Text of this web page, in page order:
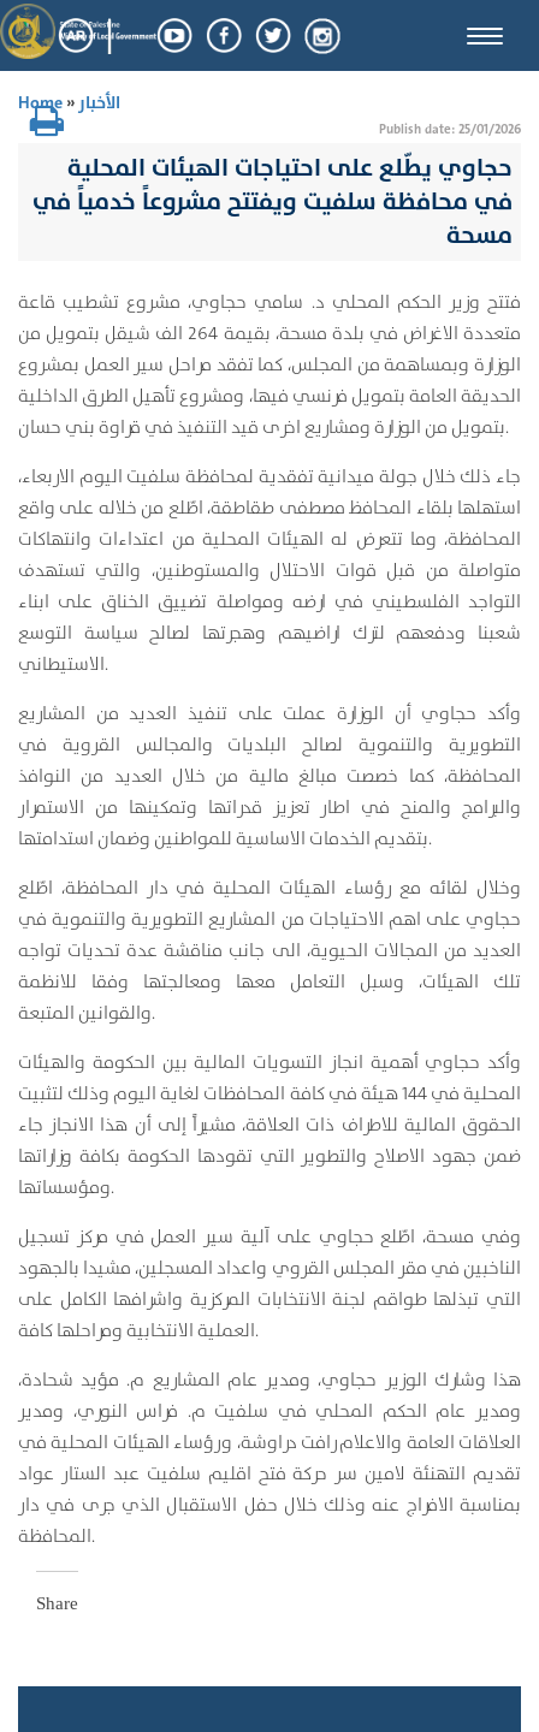
Toggle
Home» الأخبار
Publish date: 25/01/2026
حجاوي يطّلع على احتياجات الهيئات المحلية
في محافظة سلفيت ويفتتح مشروعاً خدمياً في
مسحة
فتتح وزير الحكم المحلي د. سامي حجاوي، مشروع تشطيب قاعة
متعددة الاغراض في بلدة مسحة، بقيمة 264 الف شيقل بتمويل من
الوزارة وبمساهمة من المجلس، كما تفقد مراحل سير العمل بمشروع
الحديقة العامة بتمويل فرنسي فيها، ومشروع تأهيل الطرق الداخلية
بتمويل من الوزارة ومشاريع اخرى قيد التنفيذ في قراوة بني حسان.
جاء ذلك خلال جولة ميدانية تفقدية لمحافظة سلفيت اليوم الاربعاء،
استهلها بلقاء المحافظ مصطفى طقاطقة، اطّلع من خلاله على واقع
المحافظة، وما تتعرض له الهيئات المحلية من اعتداءات وانتهاكات
متواصلة من قبل قوات الاحتلال والمستوطنين، والتي تستهدف
التواجد الفلسطيني في ارضه ومواصلة تضييق الخناق على ابناء
شعبنا ودفعهم لترك اراضيهم وهجرتها لصالح سياسة التوسع
الاستيطاني.
وأكد حجاوي أن الوزارة عملت على تنفيذ العديد من المشاريع
التطويرية والتنموية لصالح البلديات والمجالس القروية في
المحافظة، كما خصصت مبالغ مالية من خلال العديد من النوافذ
والبرامج والمنح في اطار تعزيز قدراتها وتمكينها من الاستمرار
بتقديم الخدمات الاساسية للمواطنين وضمان استدامتها.
وخلال لقائه مع رؤساء الهيئات المحلية في دار المحافظة، اطّلع
حجاوي على اهم الاحتياجات من المشاريع التطويرية والتنموية في
العديد من المجالات الحيوية، الى جانب مناقشة عدة تحديات تواجه
تلك الهيئات، وسبل التعامل معها ومعالجتها وفقا للانظمة
والقوانين المتبعة.
وأكد حجاوي أهمية انجاز التسويات المالية بين الحكومة والهيئات
المحلية في 144 هيئة في كافة المحافظات لغاية اليوم وذلك لتثبيت
الحقوق المالية للاطراف ذات العلاقة، مشيراً إلى أن هذا الانجاز جاء
ضمن جهود الاصلاح والتطوير التي تقودها الحكومة بكافة وزاراتها
ومؤسساتها.
وفي مسحة، اطّلع حجاوي على آلية سير العمل في مركز تسجيل
الناخبين في مقر المجلس القروي واعداد المسجلين، مشيدا بالجهود
التي تبذلها طواقم لجنة الانتخابات المركزية واشرافها الكامل على
العملية الانتخابية ومراحلها كافة.
هذا وشارك الوزير حجاوي، ومدير عام المشاريع م. مؤيد شحادة،
ومدير عام الحكم المحلي في سلفيت م. فراس النوري، ومدير
العلاقات العامة والاعلام رافت دراوشة، ورؤساء الهيئات المحلية في
تقديم التهنئة لامين سر حركة فتح اقليم سلفيت عبد الستار عواد
بمناسبة الافراج عنه وذلك خلال حفل الاستقبال الذي جرى في دار
المحافظة.
Share